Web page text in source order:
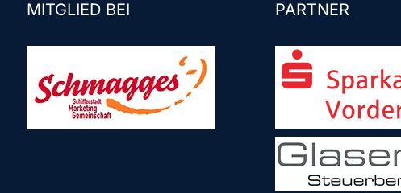
MITGLIED BEI PARTNER